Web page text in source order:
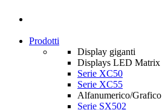
Prodotti
Display giganti
Displays LED Matrix
Serie XC50
Serie XC55
Alfanumerico/Grafico
Serie SX502